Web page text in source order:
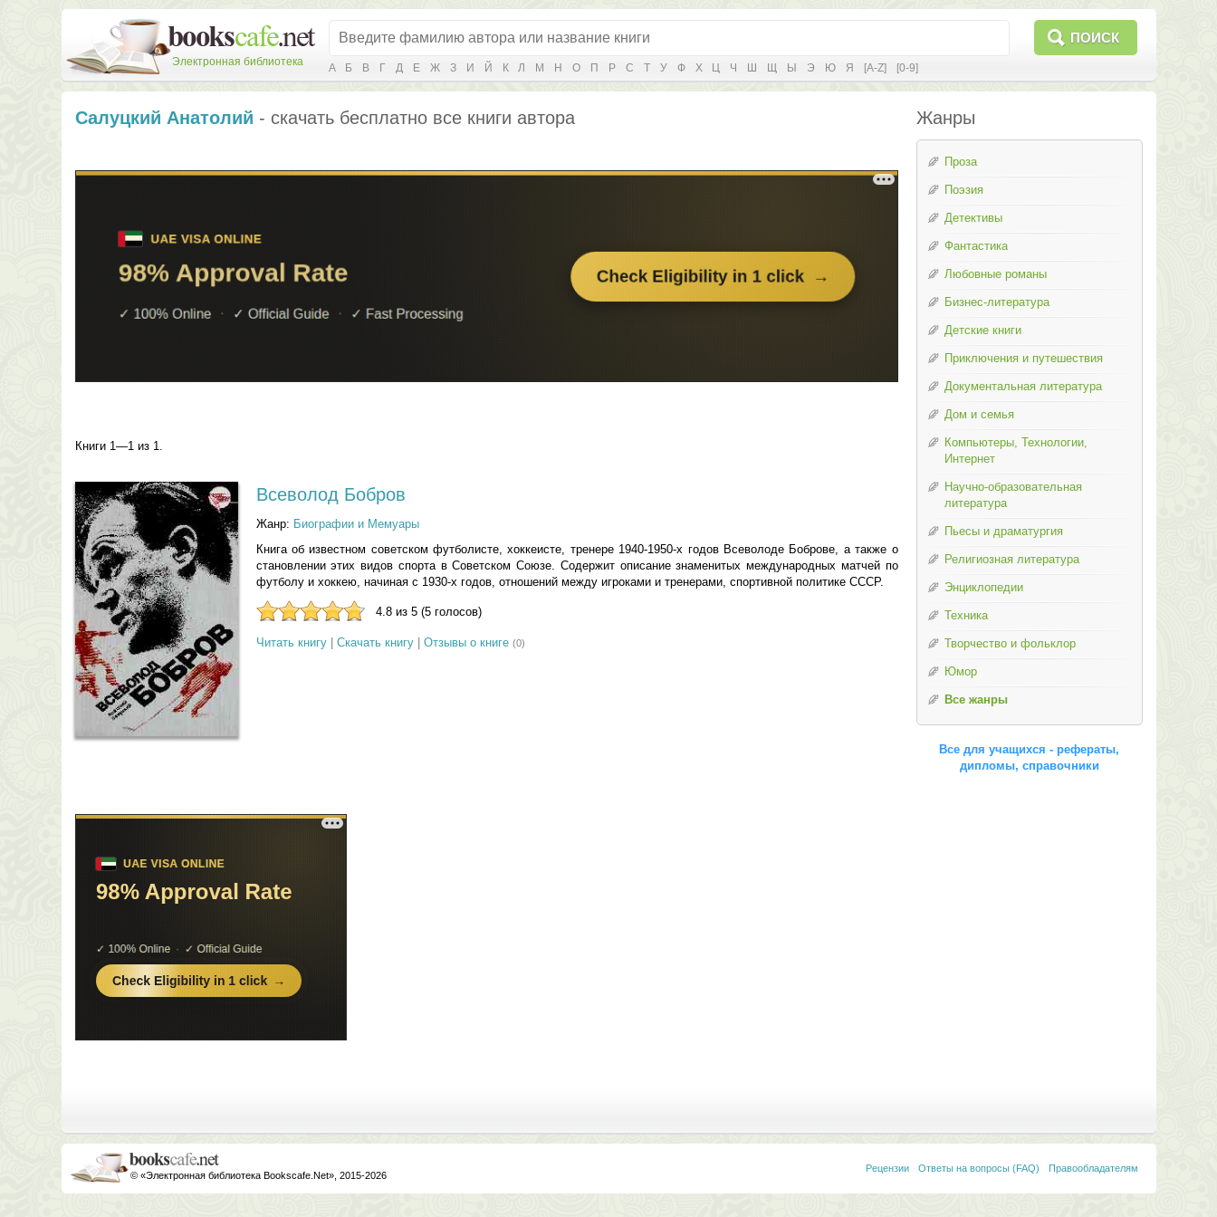
Электронная библиотека
ПОИСК
А Б В Г Д Е Ж З И Й К Л М Н О П Р С Т У Ф Х Ц Ч Ш Щ Ы Э Ю Я [A-Z] [0-9]
Салуцкий Анатолий - скачать бесплатно все книги автора
Книги 1—1 из 1.
Всеволод Бобров
Жанр: Биографии и Мемуары
Книга об известном советском футболисте, хоккеисте, тренере 1940-1950-х годов Всеволоде Боброве, а также о
становлении этих видов спорта в Советском Союзе. Содержит описание знаменитых международных матчей по
футболу и хоккею, начиная с 1930-х годов, отношений между игроками и тренерами, спортивной политике СССР.
4.8 из 5 (5 голосов)
Читать книгу| Скачать книгу| Отзывы о книге (0)
Жанры
Проза
Поэзия
Детективы
Фантастика
Любовные романы
Бизнес-литература
Детские книги
Приключения и путешествия
Документальная литература
Дом и семья
Компьютеры, Технологии,
Интернет
Научно-образовательная
литература
Пьесы и драматургия
Религиозная литература
Энциклопедии
Техника
Творчество и фольклор
Юмор
Все жанры
Все для учащихся - рефераты,
дипломы, справочники
© «Электронная библиотека Bookscafe.Net», 2015-2026
Правообладателям
Ответы на вопросы (FAQ)
Рецензии